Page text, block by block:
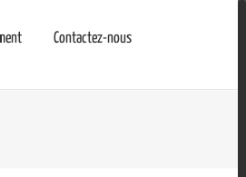
Contactez-nous